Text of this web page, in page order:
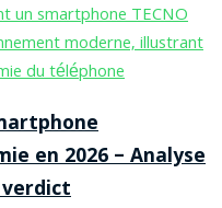
en 2026 – Analyse
verdict